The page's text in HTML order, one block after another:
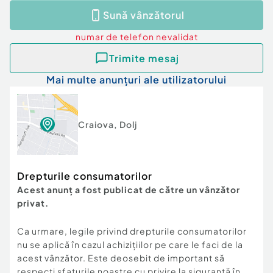
Confort:Lux
Bloc de apartamente
Număr Băi:1
Posibilitate parcare: Nu
Sună vânzătorul
numar de telefon nevalidat
Trimite mesaj
Mai multe anunțuri ale utilizatorului
Craiova, Dolj
Drepturile consumatorilor
Acest anunț a fost publicat de către un vânzător
privat.
Ca urmare, legile privind drepturile consumatorilor
nu se aplică în cazul achizițiilor pe care le faci de la
acest vânzător. Este deosebit de important să